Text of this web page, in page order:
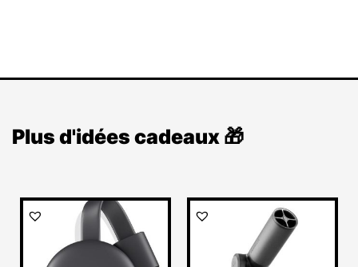
Plus d'idées cadeaux 🎁